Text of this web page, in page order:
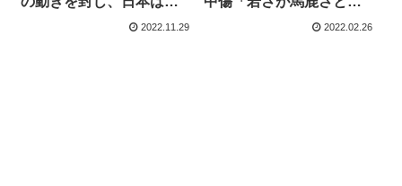
持しないと言え！」岸田
2022.11.29
った」→批判受け削除逃
2022.02.26